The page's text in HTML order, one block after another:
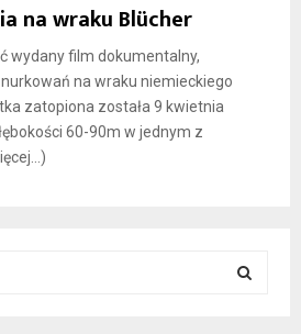
na wraku Blücher
wydany film dokumentalny,
na wraku niemieckiego
zatopiona została 9 kwietnia
60-90m w jednym z